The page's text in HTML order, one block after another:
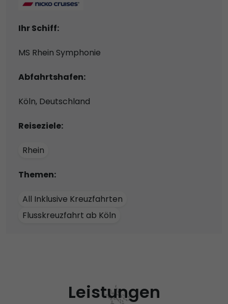
Ihr Schiff:
MS Rhein Symphonie
Abfahrtshafen:
Köln, Deutschland
Reiseziele:
Rhein
Themen:
All Inklusive Kreuzfahrten
Flusskreuzfahrt ab Köln
Leistungen